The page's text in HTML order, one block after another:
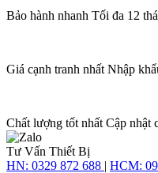
Bảo hành nhanh Tối đa 12
Giá cạnh tranh nhất Nhập
Chất lượng tốt nhất Cập nhật
Tư Vấn Thiết Bị
HN: 0329 872 688 | HCM: